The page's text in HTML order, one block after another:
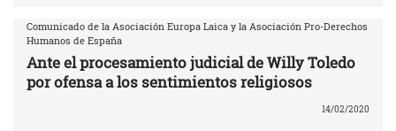
Comunicado de la Asociación Europa Laica y la Asociación Pro-Derechos
Humanos de España
Ante el procesamiento judicial de Willy Toledo
por ofensa a los sentimientos religiosos
14/02/2020